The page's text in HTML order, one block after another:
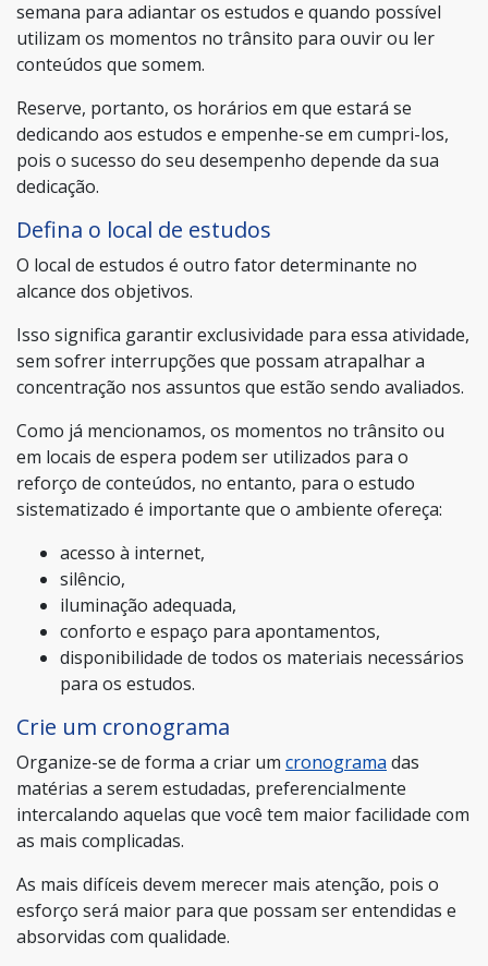
semana para adiantar os estudos e quando possível
utilizam os momentos no trânsito para ouvir ou ler
conteúdos que somem.
Reserve, portanto, os horários em que estará se
dedicando aos estudos e empenhe-se em cumpri-los,
pois o sucesso do seu desempenho depende da sua
dedicação.
Defina o local de estudos
O local de estudos é outro fator determinante no
alcance dos objetivos.
Isso significa garantir exclusividade para essa atividade,
sem sofrer interrupções que possam atrapalhar a
concentração nos assuntos que estão sendo avaliados.
Como já mencionamos, os momentos no trânsito ou
em locais de espera podem ser utilizados para o
reforço de conteúdos, no entanto, para o estudo
sistematizado é importante que o ambiente ofereça:
acesso à internet,
silêncio,
iluminação adequada,
conforto e espaço para apontamentos,
disponibilidade de todos os materiais necessários
para os estudos.
Crie um cronograma
Organize-se de forma a criar um cronograma das
matérias a serem estudadas, preferencialmente
intercalando aquelas que você tem maior facilidade com
as mais complicadas.
As mais difíceis devem merecer mais atenção, pois o
esforço será maior para que possam ser entendidas e
absorvidas com qualidade.